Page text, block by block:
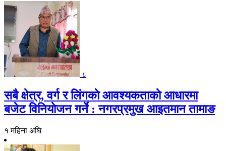
८
सबै क्षेत्र, वर्ग र लिंगकाे आवश्यकताकाे आधारमा
बजेट विनियाेजन गर्ने : नगरप्रमुख आइतमान तामाङ
१ महिना अघि